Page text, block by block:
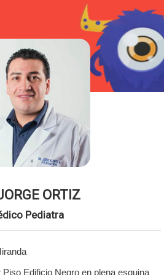
ORTIZ
Pediatra
Edificio Negro en plena esquina